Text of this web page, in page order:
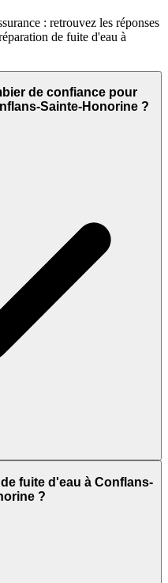
: retrouvez les réponses
de fuite d'eau à
de confiance pour
Sainte-Honorine ?
fuite d'eau à Conflans-
?